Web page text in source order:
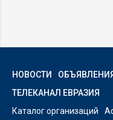
НОВОСТИ
ТЕЛЕКАНАЛ ЕВРАЗИЯ
Каталог организаций